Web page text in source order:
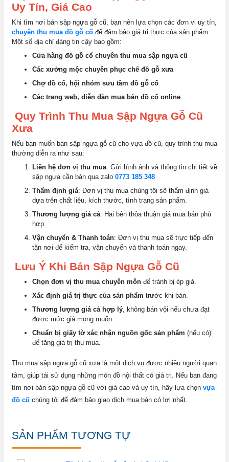
Uy Tín, Giá Cao
Khi tìm nơi bán sập ngựa gỗ cũ, bạn nên lựa chọn các đơn vị uy tín,
chuyên thu mua đồ gỗ cổ để đảm bảo giá trị thực của sản phẩm.
Một số địa chỉ đáng tin cậy bao gồm:
Cửa hàng đồ gỗ cổ chuyên thu mua sập ngựa cũ
Các xưởng mộc chuyên phục chế đồ gỗ xưa
Chợ đồ cổ, hội nhóm sưu tầm đồ gỗ cổ
Các trang web, diễn đàn mua bán đồ cổ online
Quy Trình Thu Mua Sập Ngựa Gỗ Cũ
Xưa
Nếu bạn muốn bán sập ngựa gỗ cũ cho vựa đồ cũ, quy trình thu mua
thường diễn ra như sau:
Liên hệ đơn vị thu mua: Gửi hình ảnh và thông tin chi tiết về
sập ngựa cần bán qua zalo 0773 185 348
Thẩm định giá: Đơn vị thu mua chúng tôi sẽ thẩm định giá
dựa trên chất liệu, kích thước, tình trạng sản phẩm.
Thương lượng giá cả: Hai bên thỏa thuận giá mua bán phù
hợp.
Vận chuyển & Thanh toán: Đơn vị thu mua sẽ trực tiếp đến
tận nơi để kiểm tra, vận chuyển và thanh toán ngay.
Lưu Ý Khi Bán Sập Ngựa Gỗ Cũ
Chọn đơn vị thu mua chuyên môn để tránh bị ép giá.
Xác định giá trị thực của sản phẩm trước khi bán.
Thương lượng giá cả hợp lý, không bán vội nếu chưa đạt
được mức giá mong muốn.
Chuẩn bị giấy tờ xác nhận nguồn gốc sản phẩm (nếu có)
để tăng giá trị thu mua.
Thu mua sập ngựa gỗ cũ xưa là một dịch vụ được nhiều người quan
tâm, giúp tái sử dụng những món đồ nội thất có giá trị. Nếu bạn đang
tìm nơi bán sập ngựa gỗ cũ với giá cao và uy tín, hãy lựa chọn vựa
đồ cũ chúng tôi để đảm bảo giao dịch mua bán có lợi nhất.
SẢN PHẨM TƯƠNG TỰ